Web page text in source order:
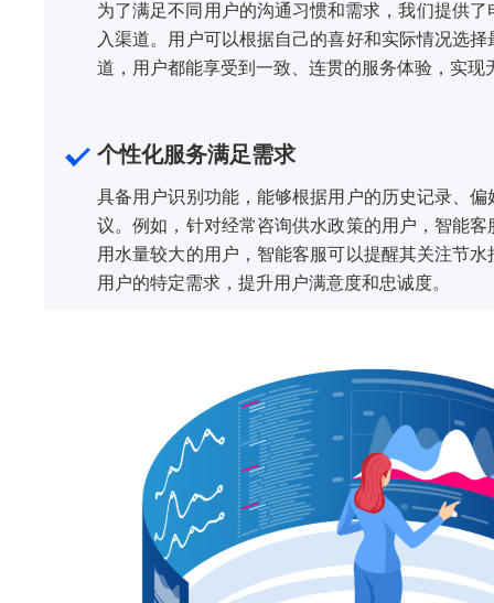
为了满足不同用户的沟通习惯和需求，我们提供
入渠道。用户可以根据自己的喜好和实际情况选
道，用户都能享受到一致、连贯的服务体验，实现
个性化服务满足需求
具备用户识别功能，能够根据用户的历史记录、
议。例如，针对经常咨询供水政策的用户，智能
用水量较大的用户，智能客服可以提醒其关注节
用户的特定需求，提升用户满意度和忠诚度。